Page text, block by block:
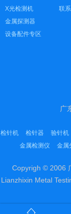
X光检测机
金属探测器
设备配件专区
联
广
检针机 检针器 验针机
金属检测仪
金属
Copyrigh © 2006
Lianzhixin Metal